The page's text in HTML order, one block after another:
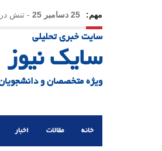
مهم: 25 دسامبر 25 - تنش
23 دسامبر 25
سایت خبری تحلیلی
سایک نیوز
ویژه متخصصان و
خانه مقالات اخبار